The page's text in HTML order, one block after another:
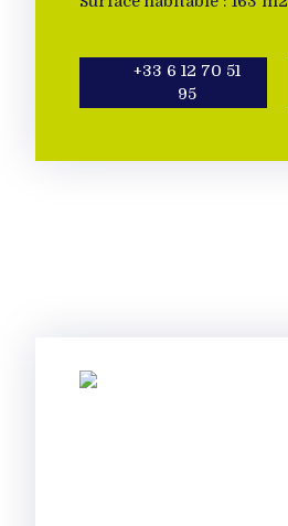
+33 6 12 70 51
95